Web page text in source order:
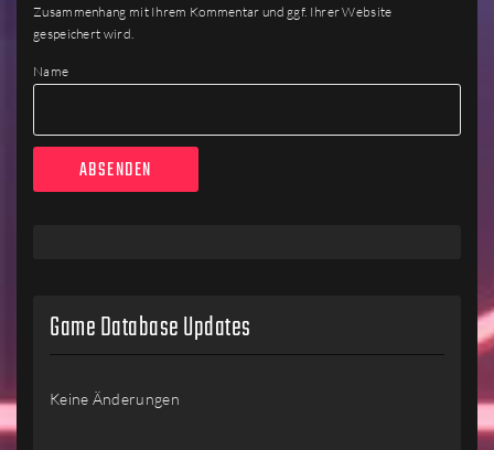
Zusammenhang mit Ihrem Kommentar und ggf. Ihrer Website
gespeichert wird.
Name
Game Database Updates
Keine Änderungen